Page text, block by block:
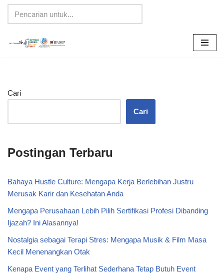
Lompat
Cari
Cari
Postingan Terbaru
Bahaya Hustle Culture: Mengapa Kerja Berlebihan Justru
Merusak Karir dan Kesehatan Anda
Mengapa Perusahaan Lebih Pilih Sertifikasi Profesi Dibanding
Ijazah? Ini Alasannya!
Nostalgia sebagai Terapi Stres: Mengapa Musik & Film Masa
Kecil Menenangkan Otak
Kenapa Event yang Terlihat Sederhana Tetap Butuh Event